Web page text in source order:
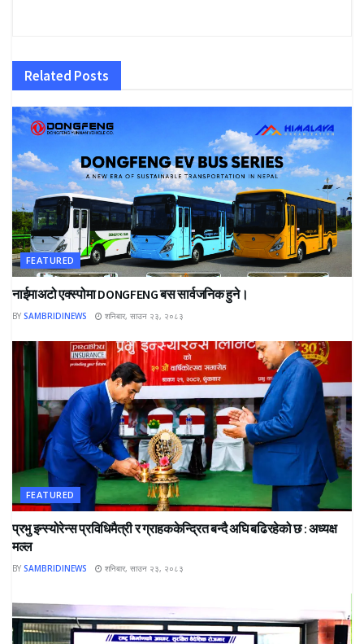
Related Posts
FEATURED
नाईमाअटो एक्स्पोमा DONGFENG बस सार्वजनिक हुने।
BY SAMBRIDINEWS शनिबार, साउन २३, २०८३
FEATURED
प्रभु इन्स्योरेन्स प्रविधिमैत्री र ग्राहककेन्द्रित बन्दै अघि बढिरहेको छ : अध्यक्ष
मल्ल
BY SAMBRIDINEWS शनिबार, साउन २३, २०८३